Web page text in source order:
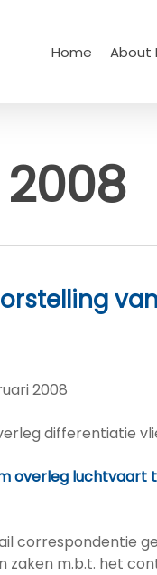
Home About
2008
differentiatie
overleg luchtvaart
correspondentie
zaken m.b.t. het